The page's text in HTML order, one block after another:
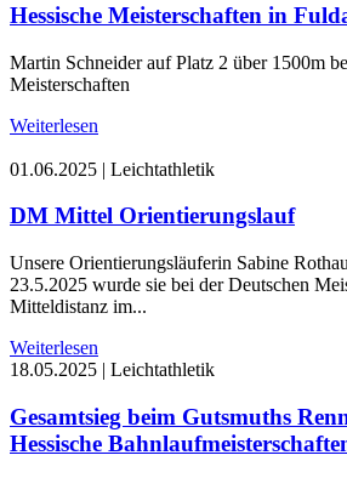
Hessische Meisterschaften in
Martin Schneider auf Platz 2 über 1500m
Meisterschaften
Weiterlesen
01.06.2025 | Leichtathletik
DM Mittel Orientierungslauf
Unsere Orientierungsläuferin Sabine
23.5.2025 wurde sie bei der Deutschen
Mitteldistanz im...
Weiterlesen
18.05.2025 | Leichtathletik
Gesamtsieg beim Gutsmuths
Hessische